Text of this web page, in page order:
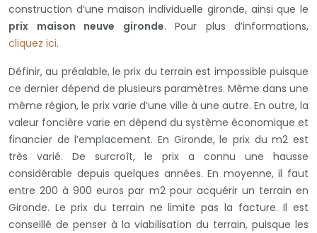
construction d’une maison individuelle gironde, ainsi que le
prix maison neuve gironde. Pour plus d’informations,
cliquez ici.
Définir, au préalable, le prix du terrain est impossible puisque
ce dernier dépend de plusieurs paramètres. Même dans une
même région, le prix varie d’une ville à une autre. En outre, la
valeur foncière varie en dépend du système économique et
financier de l’emplacement. En Gironde, le prix du m2 est
très varié. De surcroît, le prix a connu une hausse
considérable depuis quelques années. En moyenne, il faut
entre 200 à 900 euros par m2 pour acquérir un terrain en
Gironde. Le prix du terrain ne limite pas la facture. Il est
conseillé de penser à la viabilisation du terrain, puisque les